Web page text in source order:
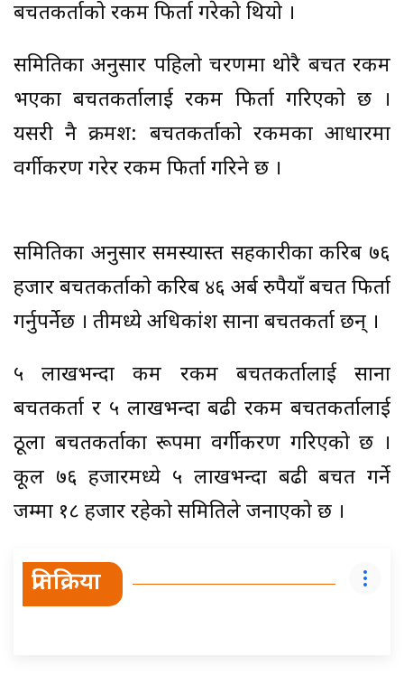
बचतकर्ताको रकम फिर्ता गरेको थियो ।
समितिका अनुसार पहिलो चरणमा थोरै बचत रकम
भएका बचतकर्तालाई रकम फिर्ता गरिएको छ ।
यसरी नै क्रमश: बचतकर्ताको रकमका आधारमा
वर्गीकरण गरेर रकम फिर्ता गरिने छ ।
समितिका अनुसार समस्याग्रस्त सहकारीका करिब ७६
हजार बचतकर्ताको करिब ४६ अर्ब रुपैयाँ बचत फिर्ता
गर्नुपर्नेछ । तीमध्ये अधिकांश साना बचतकर्ता छन् ।
५ लाखभन्दा कम रकम बचतकर्तालाई साना
बचतकर्ता र ५ लाखभन्दा बढी रकम बचतकर्तालाई
ठूला बचतकर्ताका रूपमा वर्गीकरण गरिएको छ ।
कूल ७६ हजारमध्ये ५ लाखभन्दा बढी बचत गर्ने
जम्मा १८ हजार रहेको समितिले जनाएको छ ।
प्रतिक्रिया